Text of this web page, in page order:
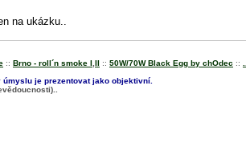
na ukázku..
:: Brno - roll´n smoke I II :: 50W/70W Black Egg by chOdec ::
je prezentovat jako objektivní.